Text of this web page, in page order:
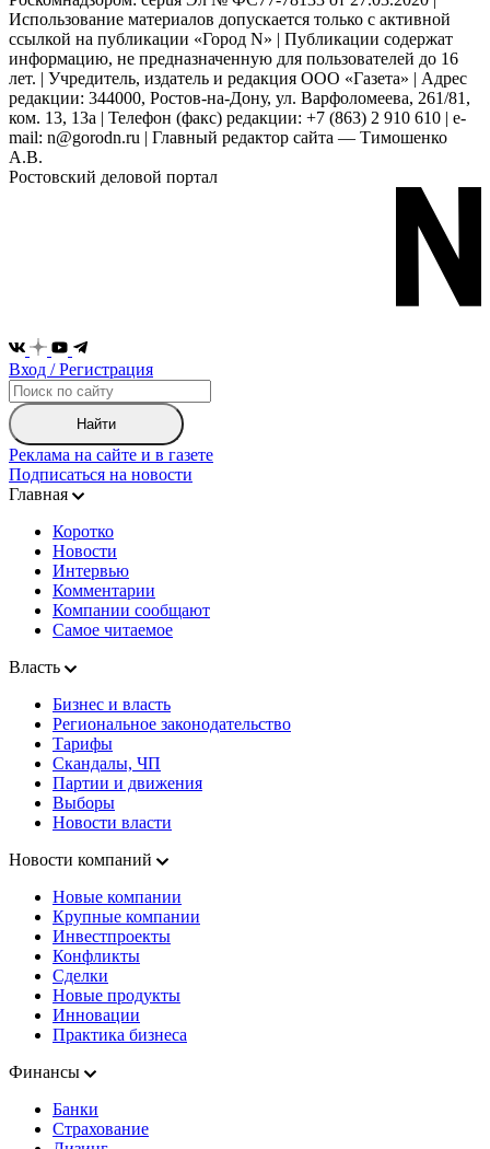
Использование материалов допускается только с активной
ссылкой на публикации «Город N» | Публикации содержат
информацию, не предназначенную для пользователей до 16
лет. | Учредитель, издатель и редакция ООО «Газета» | Адрес
редакции: 344000, Ростов-на-Дону, ул. Варфоломеева, 261/81,
ком. 13, 13а | Телефон (факс) редакции: +7 (863) 2 910 610 | e-
mail: n@gorodn.ru | Главный редактор сайта — Тимошенко
А.В.
Ростовский деловой портал
Вход / Регистрация
Найти
Реклама на сайте и в газете
Подписаться на новости
Главная
Коротко
Новости
Интервью
Комментарии
Компании сообщают
Самое читаемое
Власть
Бизнес и власть
Региональное законодательство
Тарифы
Скандалы, ЧП
Партии и движения
Выборы
Новости власти
Новости компаний
Новые компании
Крупные компании
Инвестпроекты
Конфликты
Сделки
Новые продукты
Инновации
Практика бизнеса
Финансы
Банки
Страхование